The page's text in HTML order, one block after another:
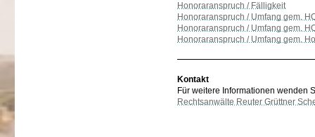
Honoraranspruch / Fälligkeit
Honoraranspruch / Umfang gem.
Honoraranspruch / Umfang gem.
Honoraranspruch / Umfang gem.
Kontakt
Für weitere Informationen wenden
Rechtsanwälte Reuter Grüttner